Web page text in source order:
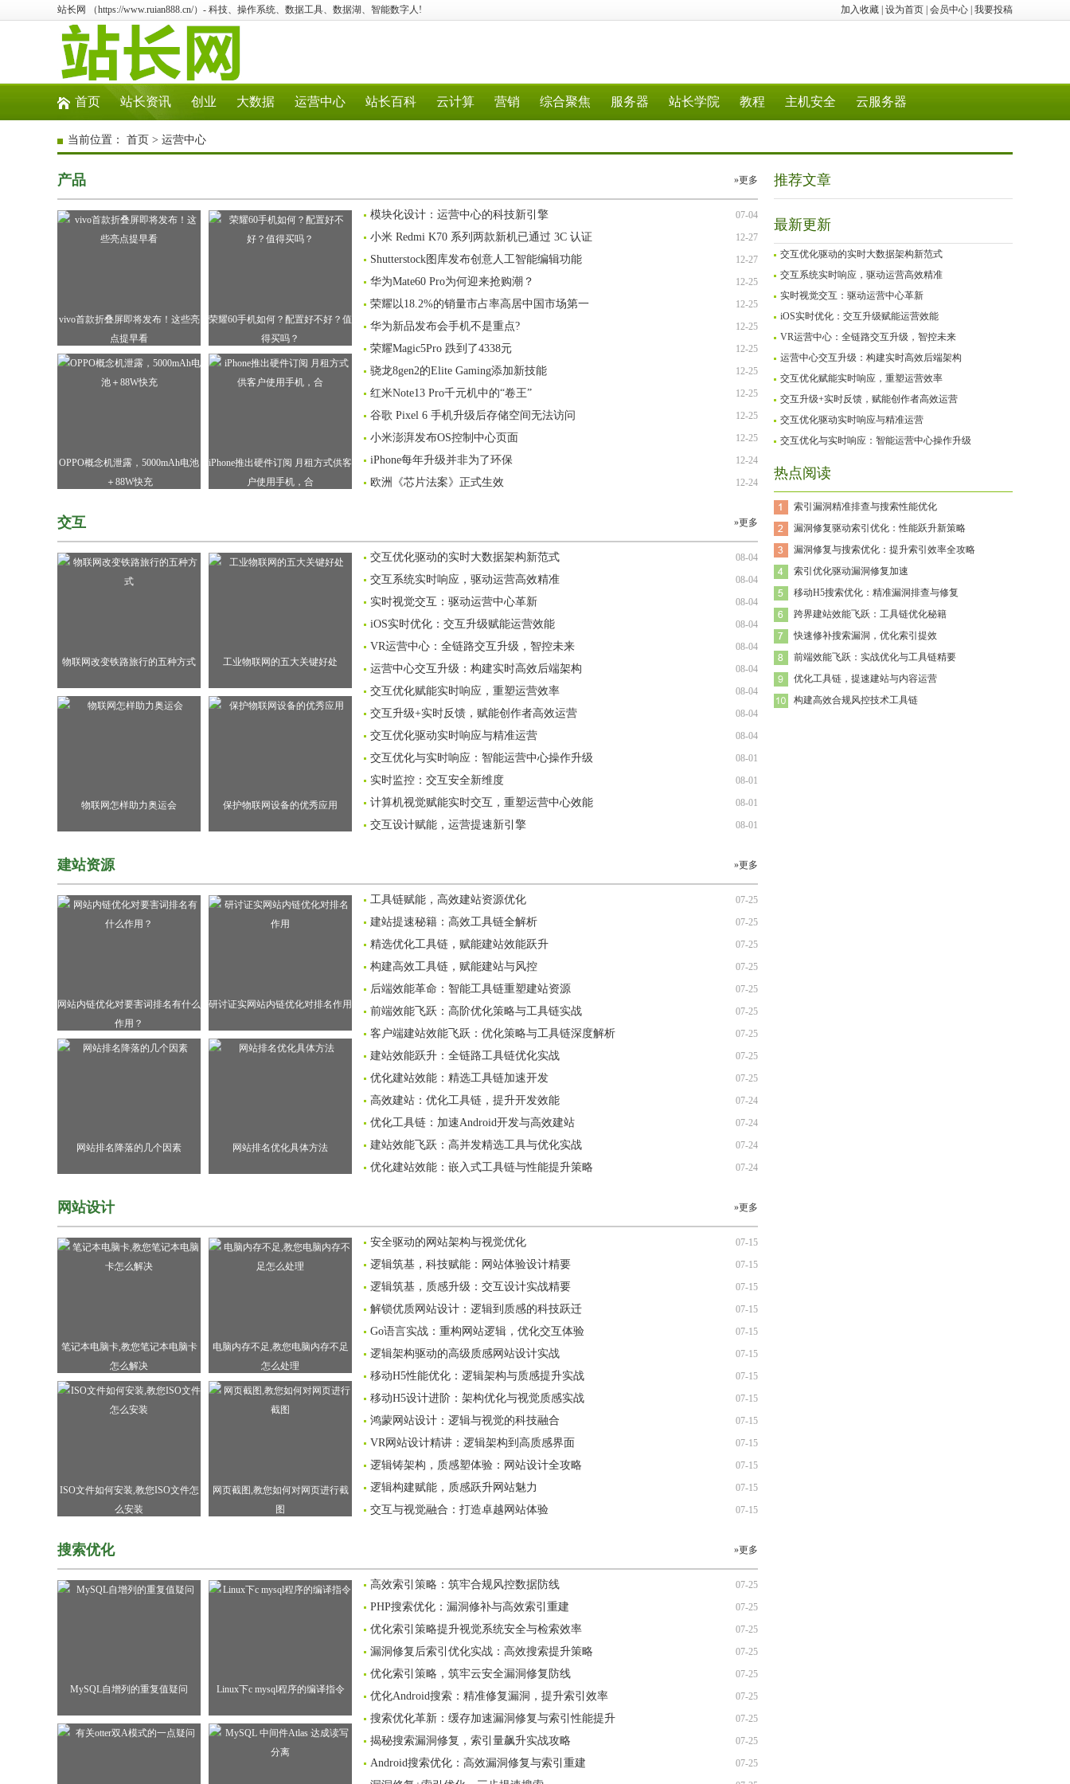
加入收藏 设为首页 会员中心 我要投稿
站长网 （https://www.ruian888.cn/）- 科技、操作系统、数据工具、数据湖、智能数字人!
首页 站长资讯 创业 大数据 运营中心 站长百科 云计算 营销 综合聚焦 服务器 站长学院 教程 主机安全 云服务器
当前位置： 首页 > 运营中心
»更多
产品
vivo首款折叠屏即将发布！这些亮
点提早看
荣耀60手机如何？配置好不好？值
得买吗？
OPPO概念机泄露，5000mAh电池
＋88W快充
iPhone推出硬件订阅 月租方式供客
户使用手机，合
07-04
模块化设计：运营中心的科技新引擎
12-27
小米 Redmi K70 系列两款新机已通过 3C 认证
12-27
Shutterstock图库发布创意人工智能编辑功能
12-25
华为Mate60 Pro为何迎来抢购潮？
12-25
荣耀以18.2%的销量市占率高居中国市场第一
12-25
华为新品发布会手机不是重点?
12-25
荣耀Magic5Pro 跌到了4338元
12-25
骁龙8gen2的Elite Gaming添加新技能
12-25
红米Note13 Pro千元机中的“卷王”
12-25
谷歌 Pixel 6 手机升级后存储空间无法访问
12-25
小米澎湃发布OS控制中心页面
12-24
iPhone每年升级并非为了环保
12-24
欧洲《芯片法案》正式生效
»更多
交互
物联网改变铁路旅行的五种方式 工业物联网的五大关键好处
物联网怎样助力奥运会 保护物联网设备的优秀应用
08-04
交互优化驱动的实时大数据架构新范式
08-04
交互系统实时响应，驱动运营高效精准
08-04
实时视觉交互：驱动运营中心革新
08-04
iOS实时优化：交互升级赋能运营效能
08-04
VR运营中心：全链路交互升级，智控未来
08-04
运营中心交互升级：构建实时高效后端架构
08-04
交互优化赋能实时响应，重塑运营效率
08-04
交互升级+实时反馈，赋能创作者高效运营
08-04
交互优化驱动实时响应与精准运营
08-01
交互优化与实时响应：智能运营中心操作升级
08-01
实时监控：交互安全新维度
08-01
计算机视觉赋能实时交互，重塑运营中心效能
08-01
交互设计赋能，运营提速新引擎
»更多
建站资源
网站内链优化对要害词排名有什么
作用？
研讨证实网站内链优化对排名作用
网站排名降落的几个因素 网站排名优化具体方法
07-25
工具链赋能，高效建站资源优化
07-25
建站提速秘籍：高效工具链全解析
07-25
精选优化工具链，赋能建站效能跃升
07-25
构建高效工具链，赋能建站与风控
07-25
后端效能革命：智能工具链重塑建站资源
07-25
前端效能飞跃：高阶优化策略与工具链实战
07-25
客户端建站效能飞跃：优化策略与工具链深度解析
07-25
建站效能跃升：全链路工具链优化实战
07-25
优化建站效能：精选工具链加速开发
07-24
高效建站：优化工具链，提升开发效能
07-24
优化工具链：加速Android开发与高效建站
07-24
建站效能飞跃：高并发精选工具与优化实战
07-24
优化建站效能：嵌入式工具链与性能提升策略
»更多
网站设计
笔记本电脑卡,教您笔记本电脑卡
怎么解决
电脑内存不足,教您电脑内存不足
怎么处理
ISO文件如何安装,教您ISO文件怎
么安装
网页截图,教您如何对网页进行截
图
07-15
安全驱动的网站架构与视觉优化
07-15
逻辑筑基，科技赋能：网站体验设计精要
07-15
逻辑筑基，质感升级：交互设计实战精要
07-15
解锁优质网站设计：逻辑到质感的科技跃迁
07-15
Go语言实战：重构网站逻辑，优化交互体验
07-15
逻辑架构驱动的高级质感网站设计实战
07-15
移动H5性能优化：逻辑架构与质感提升实战
07-15
移动H5设计进阶：架构优化与视觉质感实战
07-15
鸿蒙网站设计：逻辑与视觉的科技融合
07-15
VR网站设计精讲：逻辑架构到高质感界面
07-15
逻辑铸架构，质感塑体验：网站设计全攻略
07-15
逻辑构建赋能，质感跃升网站魅力
07-15
交互与视觉融合：打造卓越网站体验
»更多
搜索优化
MySQL自增列的重复值疑问 Linux下c mysql程序的编译指令
07-25
高效索引策略：筑牢合规风控数据防线
07-25
PHP搜索优化：漏洞修补与高效索引重建
07-25
优化索引策略提升视觉系统安全与检索效率
07-25
漏洞修复后索引优化实战：高效搜索提升策略
07-25
优化索引策略，筑牢云安全漏洞修复防线
07-25
优化Android搜索：精准修复漏洞，提升索引效率
07-25
搜索优化革新：缓存加速漏洞修复与索引性能提升
07-25
揭秘搜索漏洞修复，索引量飙升实战攻略
07-25
Android搜索优化：高效漏洞修复与索引重建
推荐文章
最新更新
交互优化驱动的实时大数据架构新范式
交互系统实时响应，驱动运营高效精准
实时视觉交互：驱动运营中心革新
iOS实时优化：交互升级赋能运营效能
VR运营中心：全链路交互升级，智控未来
运营中心交互升级：构建实时高效后端架构
交互优化赋能实时响应，重塑运营效率
交互升级+实时反馈，赋能创作者高效运营
交互优化驱动实时响应与精准运营
交互优化与实时响应：智能运营中心操作升级
热点阅读
索引漏洞精准排查与搜索性能优化
漏洞修复驱动索引优化：性能跃升新策略
漏洞修复与搜索优化：提升索引效率全攻略
索引优化驱动漏洞修复加速
移动H5搜索优化：精准漏洞排查与修复
跨界建站效能飞跃：工具链优化秘籍
快速修补搜索漏洞，优化索引提效
前端效能飞跃：实战优化与工具链精要
优化工具链，提速建站与内容运营
构建高效合规风控技术工具链